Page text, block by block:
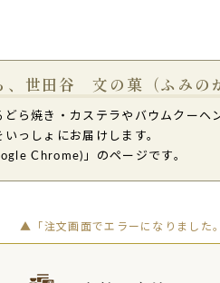
世田谷 文の菓（ふみの
ら焼き・カステラやバウムクーヘ
っしょにお届けします。
Chrome)」のページです。
▲「注文画面でエラーになりまし